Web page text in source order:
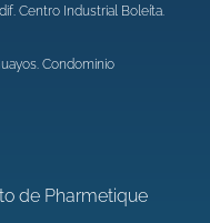
Centro Industrial Boleíta.
Condominio
de Pharmetique